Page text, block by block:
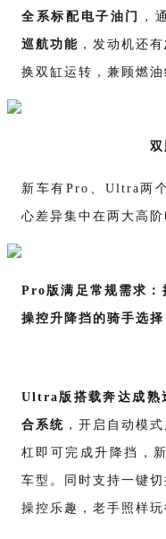
全系标配电子油门 ，
巡航功能 ，发动机还有
换双缸运转，兼顾燃油
新车有Pro、Ultra两
心差异集中在两大高
Pro版满足常规需求：
操控升降挡的骑手选
Ultra版搭载奔达成
合系统 ，开启自动模
杠即可完成升降挡，
车型。同时支持一键
操控乐趣，老手照样玩